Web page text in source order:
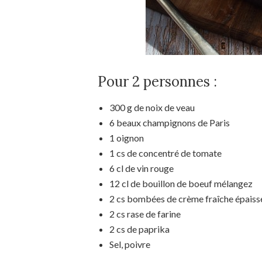
Pour 2 personnes :
300 g de noix de veau
6 beaux champignons de Paris
1 oignon
1 cs de concentré de tomate
6 cl de vin rouge
12 cl de bouillon de boeuf mélangez
2 cs bombées de crème fraîche
2 cs rase de farine
2 cs de paprika
Sel, poivre